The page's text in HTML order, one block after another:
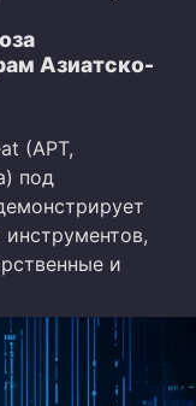
Азиатско-
(APT,
под
и